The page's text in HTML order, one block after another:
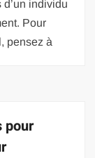
individu
Pour
pensez à
pour